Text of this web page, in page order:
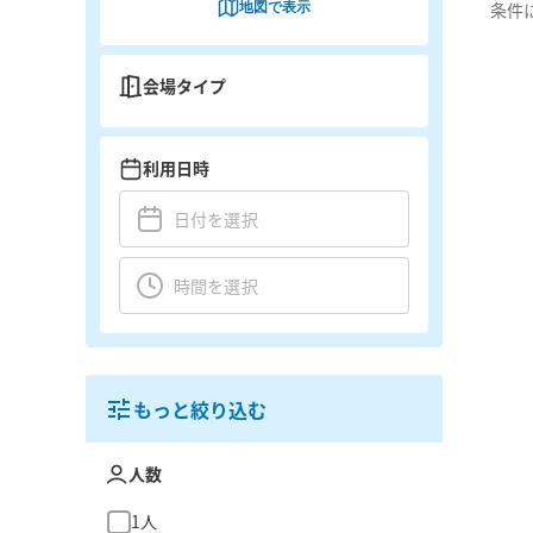
条件
地図で表示
会場タイプ
利用日時
もっと絞り込む
人数
1人